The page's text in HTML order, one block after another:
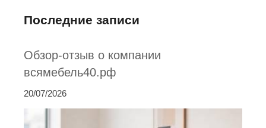
Последние записи
Обзор-отзыв о компании
всямебель40.рф
20/07/2026